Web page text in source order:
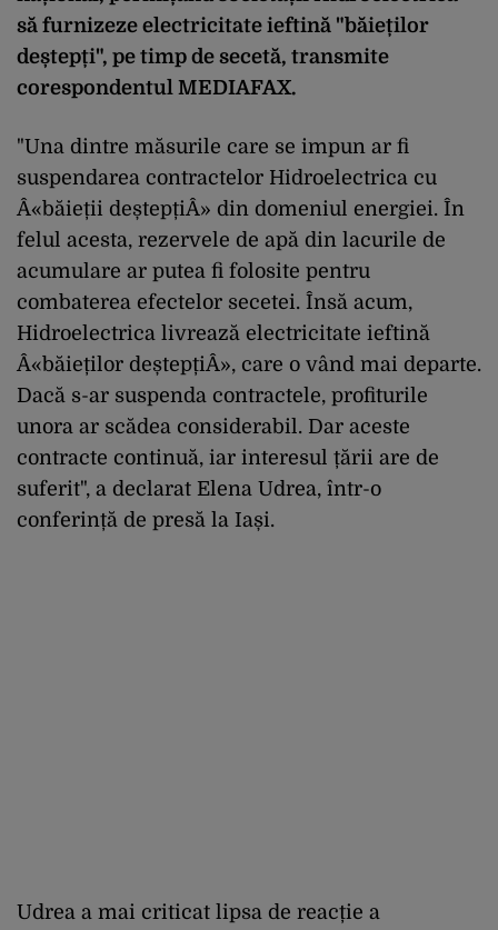
să furnizeze electricitate ieftină "băieților
deștepți", pe timp de secetă, transmite
corespondentul MEDIAFAX.
"Una dintre măsurile care se impun ar fi
suspendarea contractelor Hidroelectrica cu
Â«băieții deștepțiÂ» din domeniul energiei. În
felul acesta, rezervele de apă din lacurile de
acumulare ar putea fi folosite pentru
combaterea efectelor secetei. Însă acum,
Hidroelectrica livrează electricitate ieftină
Â«băieților deștepțiÂ», care o vând mai departe.
Dacă s-ar suspenda contractele, profiturile
unora ar scădea considerabil. Dar aceste
contracte continuă, iar interesul țării are de
suferit", a declarat Elena Udrea, într-o
conferință de presă la Iași.
Udrea a mai criticat lipsa de reacție a